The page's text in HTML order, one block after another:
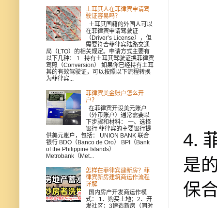
4.
是
保
土耳其人在菲律宾申请驾
驶证容易吗？
土耳其国籍的外国人可以
在菲律宾申请驾驶证
（Driver’s License），但
需要符合菲律宾陆路交通
局（LTO）的相关规定。申请方式主要有
以下几种： 1. 持有土耳其驾驶证换菲律宾
驾照（Conversion） 如果你已经持有土耳
其的有效驾驶证，可以按照以下流程转换
为菲律宾...
菲律宾美金账户怎么开
户？
在菲律宾开设美元账户
（外币账户）通常需要以
下步骤和材料： 一、选择
银行 菲律宾的主要银行提
供美元账户，包括： UNION BANK 联合
银行 BDO（Banco de Oro） BPI（Bank
of the Philippine Islands）
Metrobank（Met...
怎样在菲律宾建新房？菲
律宾新房建筑商运作流程
详解
国内房产开发商运作模
式： 1、购买土地；2、开
发社区；3建造新房（同时